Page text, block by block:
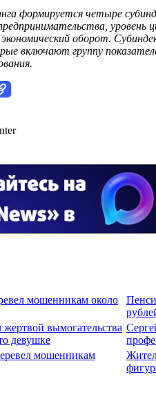
формируется четыре
уровень
оборот.
включают группу
мошенникам около
вымогательства
девушке
мошенникам